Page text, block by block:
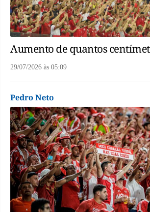
Aumento de quantos
29/07/2026 às 05:09
Pedro Neto